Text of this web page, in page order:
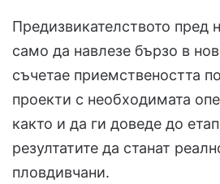
Предизвикателството пред
само да навлезе бързо в
съчетае приемствеността
проекти с необходимата
както и да ги доведе до
резултатите да станат
пловдивчани.